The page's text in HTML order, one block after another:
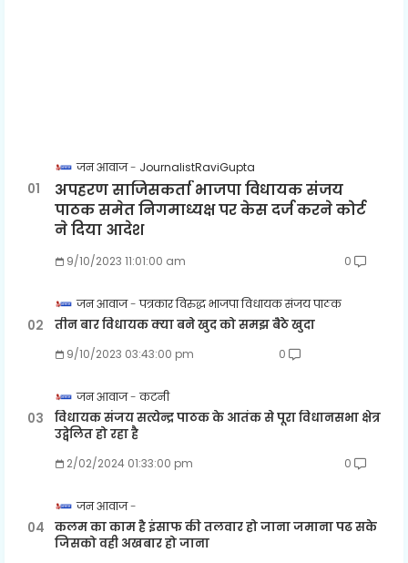
जन आवाज JournalistRaviGupta
अपहरण साजिसकर्ता भाजपा विधायक संजय
पाठक समेत निगमाध्यक्ष पर केस दर्ज करने कोर्ट
ने दिया आदेश
9/10/2023 11:01:00 am 0
जन आवाज पत्रकार विरुद्ध भाजपा विधायक संजय पाठक
तीन बार विधायक क्या बने खुद को समझ बैठे खुदा
9/10/2023 03:43:00 pm 0
जन आवाज कटनी
विधायक संजय सत्येन्द्र पाठक के आतंक से पूरा विधानसभा क्षेत्र
उद्वेलित हो रहा है
2/02/2024 01:33:00 pm 0
जन आवाज
कलम का काम है इंसाफ की तलवार हो जाना जमाना पढ सके
जिसको वही अखबार हो जाना